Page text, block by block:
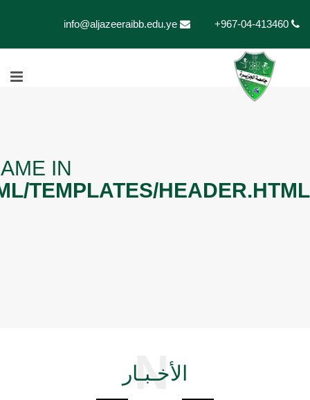
+967-04-413460
IN
TEMPLATES/HEADER.HTML
الأخـبـار
N